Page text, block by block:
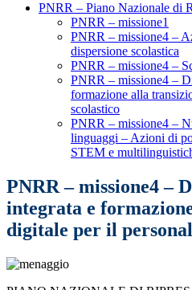
PNRR – Piano Nazionale di
PNRR – missione1
PNRR – missione4 –
dispersione scolastica
PNRR – missione4 –
PNRR – missione4 –
formazione alla
scolastico
PNRR – missione4 –
linguaggi – Azioni di
STEM e
PNRR – missione4 –
integrata e
digitale per il